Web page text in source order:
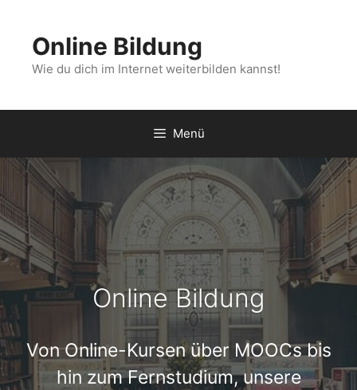
springenOnline Bildung
Wie du dich im Internet weiterbilden kannst!
Menü
Online Bildung
Von Online-Kursen über MOOCs bis
hin zum Fernstudium, unsere